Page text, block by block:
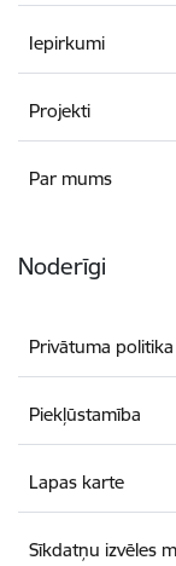
Iepirkumi
Projekti
Par mums
Noderīgi
Privātuma politika
Piekļūstamība
Lapas karte
Sīkdatņu izvēles